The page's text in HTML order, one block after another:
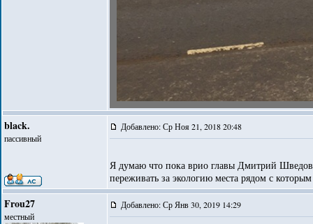
black.
пассивный
Добавлено: Ср Ноя 21, 2018 20:48
Я думаю что пока врио главы Дмитрий
переживать за экологию места рядом с
Frou27
местный
Добавлено: Ср Янв 30, 2019 14:29